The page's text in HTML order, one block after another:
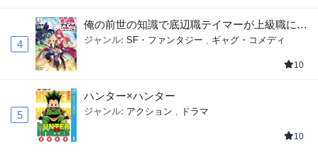
4
俺の前世の知識で底辺職テイマーが上級職にな
ってしまいそうな件
ジャンル: SF・ファンタジー , ギャグ・コメディ
10
5
ハンター×ハンター
ジャンル: アクション , ドラマ
10